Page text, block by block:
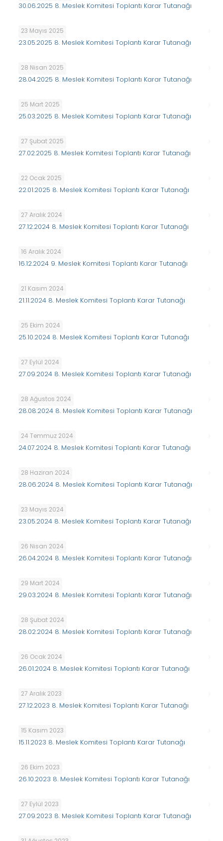
30.06.2025 8. Meslek Komitesi Toplantı Karar Tutanağı
23 Mayıs 2025
23.05.2025 8. Meslek Komitesi Toplantı Karar Tutanağı
28 Nisan 2025
28.04.2025 8. Meslek Komitesi Toplantı Karar Tutanağı
25 Mart 2025
25.03.2025 8. Meslek Komitesi Toplantı Karar Tutanağı
27 Şubat 2025
27.02.2025 8. Meslek Komitesi Toplantı Karar Tutanağı
22 Ocak 2025
22.01.2025 8. Meslek Komitesi Toplantı Karar Tutanağı
27 Aralık 2024
27.12.2024 8. Meslek Komitesi Toplantı Karar Tutanağı
16 Aralık 2024
16.12.2024 9. Meslek Komitesi Toplantı Karar Tutanağı
21 Kasım 2024
21.11.2024 8. Meslek Komitesi Toplantı Karar Tutanağı
25 Ekim 2024
25.10.2024 8. Meslek Komitesi Toplantı Karar Tutanağı
27 Eylül 2024
27.09.2024 8. Meslek Komitesi Toplantı Karar Tutanağı
28 Ağustos 2024
28.08.2024 8. Meslek Komitesi Toplantı Karar Tutanağı
24 Temmuz 2024
24.07.2024 8. Meslek Komitesi Toplantı Karar Tutanağı
28 Haziran 2024
28.06.2024 8. Meslek Komitesi Toplantı Karar Tutanağı
23 Mayıs 2024
23.05.2024 8. Meslek Komitesi Toplantı Karar Tutanağı
26 Nisan 2024
26.04.2024 8. Meslek Komitesi Toplantı Karar Tutanağı
29 Mart 2024
29.03.2024 8. Meslek Komitesi Toplantı Karar Tutanağı
28 Şubat 2024
28.02.2024 8. Meslek Komitesi Toplantı Karar Tutanağı
26 Ocak 2024
26.01.2024 8. Meslek Komitesi Toplantı Karar Tutanağı
27 Aralık 2023
27.12.2023 8. Meslek Komitesi Toplantı Karar Tutanağı
15 Kasım 2023
15.11.2023 8. Meslek Komitesi Toplantı Karar Tutanağı
26 Ekim 2023
26.10.2023 8. Meslek Komitesi Toplantı Karar Tutanağı
27 Eylül 2023
27.09.2023 8. Meslek Komitesi Toplantı Karar Tutanağı